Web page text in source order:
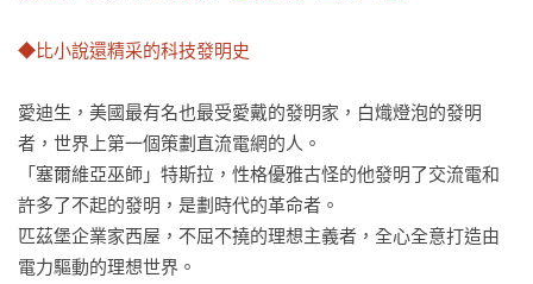
◆比小說還精采的科技發明史
愛迪生，美國最有名也最受愛戴的發明家，白熾燈泡的發明
者，世界上第一個策劃直流電網的人。
「塞爾維亞巫師」特斯拉，性格優雅古怪的他發明了交流電和
許多了不起的發明，是劃時代的革命者。
匹茲堡企業家西屋，不屈不撓的理想主義者，全心全意打造由
電力驅動的理想世界。